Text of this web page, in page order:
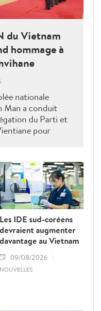
du Vietnam
hommage à
nationale
Man a conduit
du Parti et
pour
contributions
d’amitié et
pays.
Les IDE sud-coréens
devraient augmenter
davantage au Vietnam
09/08/2026
NOUVELLES